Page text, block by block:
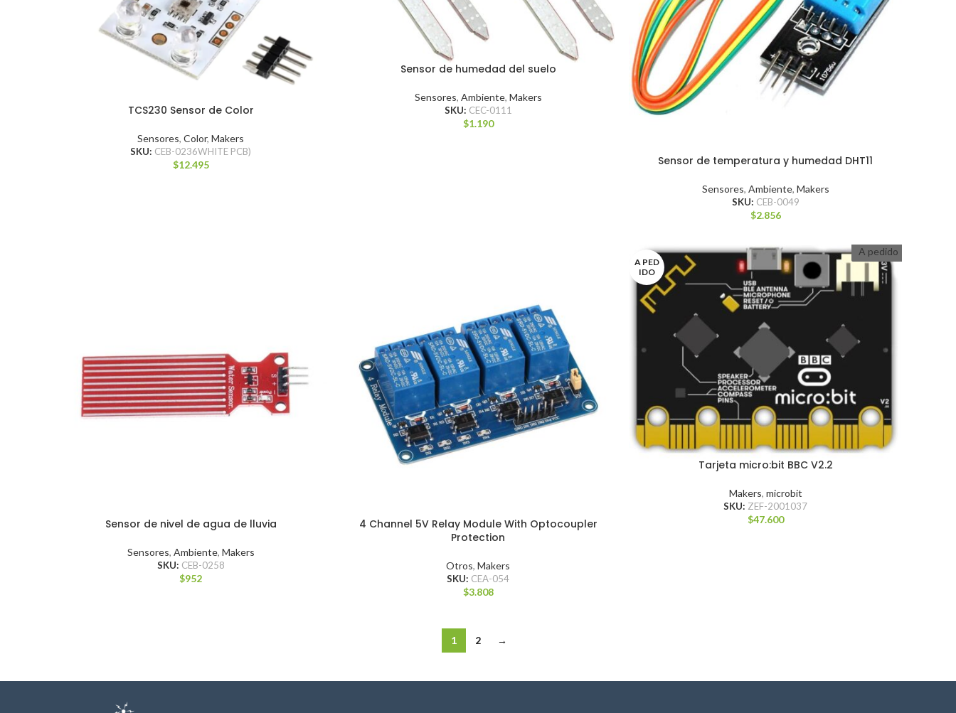
TCS230 Sensor de Color
Sensores, Color, Makers
SKU: CEB-0236WHITE PCB)
$12.495
Sensor de humedad del suelo
Sensores, Ambiente, Makers
SKU: CEC-0111
$1.190
Sensor de temperatura y humedad DHT11
Sensores, Ambiente, Makers
SKU: CEB-0049
$2.856
Sensor de nivel de agua de lluvia
Sensores, Ambiente, Makers
SKU: CEB-0258
$952
4 Channel 5V Relay Module With Optocoupler
Protection
Otros, Makers
SKU: CEA-054
$3.808
A PED
IDO
A pedido
Tarjeta micro:bit BBC V2.2
Makers, microbit
SKU: ZEF-2001037
$47.600
1 2 →